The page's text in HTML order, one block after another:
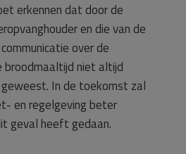
erkennen dat door de
en die van de
over de
niet altijd
In de toekomst zal
en regelgeving beter
geval heeft gedaan.